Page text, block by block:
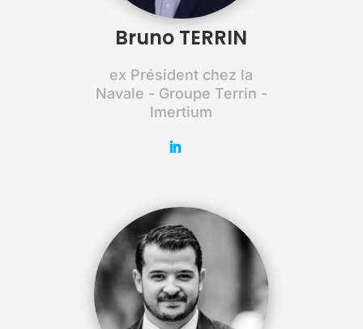
Bruno TERRIN
ex Président chez la
Navale - Groupe Terrin -
Imertium